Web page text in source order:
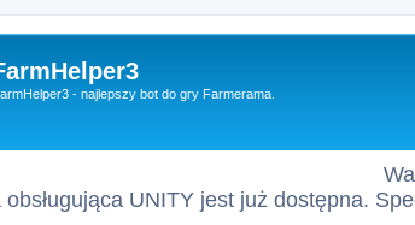
- najlepszy bot do gry Farmerama.
obsługująca UNITY jest już dostępna.